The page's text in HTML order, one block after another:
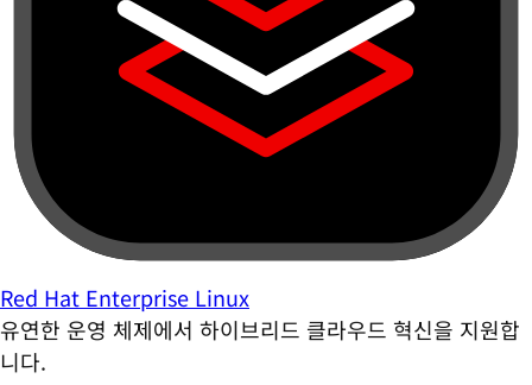
Red Hat Enterprise Linux
유연한 운영 체제에서 하이브리드 클라우드 혁신을 지원합
니다.